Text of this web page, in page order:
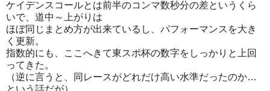
ケイデンスコールとは前半のコンマ数秒分の差というくら
いで、道中～上がりは
ほぼ同じまとめ方が出来ているし、パフォーマンスを大き
く更新。
指数的にも、ここへきて東スポ杯の数字をしっかりと上回
ってきた。
（逆に言うと、同レースがどれだけ高い水準だったのか…
という話だが）